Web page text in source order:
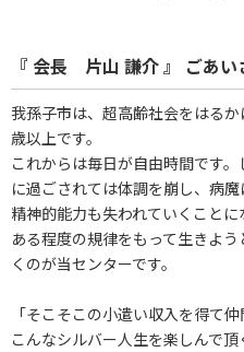
『 会長 片山 謙介 』 ごあい
我孫子市は、超高齢社会をはる
歳以上です。
これからは毎日が自由時間です
に過ごされては体調を崩し、病
精神的能力も失われていくことに
ある程度の規律をもって生きよ
くのが当センターです。
「そこそこの小遣い収入を得て
こんなシルバー人生を楽しんで